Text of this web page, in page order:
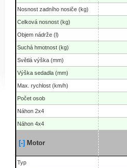
Nosnost zadního nosiče (kg)
Celková nosnost (kg)
Objem nádrže (l)
Suchá hmotnost (kg)
Světlá výška (mm)
Výška sedadla (mm)
Max. rychlost (km/h)
Počet osob
Náhon 2x4
Náhon 4x4
[-] Motor
Typ